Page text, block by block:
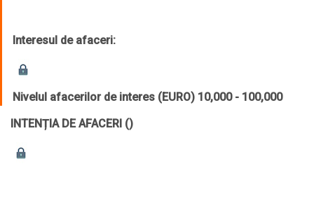
Interesul de afaceri:
Nivelul afacerilor de interes (EURO) 10,000 - 100,000
INTENȚIA DE AFACERI ()